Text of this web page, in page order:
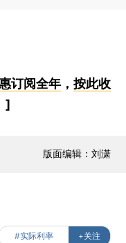
订阅全年， 按此收
]
版面编辑：刘潇
#实际利率 +关注